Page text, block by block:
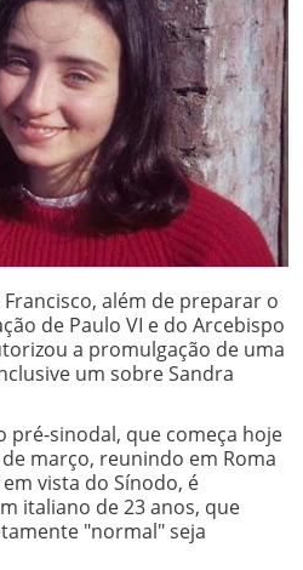
além de preparar o
de Paulo VI e do Arcebispo
a promulgação de uma
um sobre Sandra
pré-sinodal, que começa hoje
março, reunindo em Roma
vista do Sínodo, é
italiano de 23 anos, que
"normal" seja